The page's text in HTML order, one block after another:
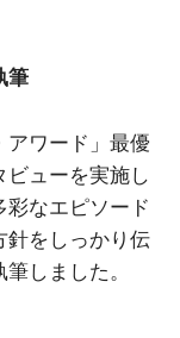
筆
アワード」最優
ューを実施し
なエピソード
針をしっかり伝
しました。